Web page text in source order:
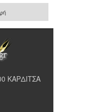
ΚΑΡΔΙΤΣΑ